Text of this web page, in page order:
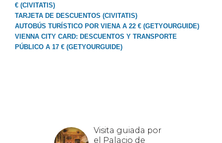
€ (CIVITATIS)
TARJETA DE DESCUENTOS (CIVITATIS)
AUTOBÚS TURÍSTICO POR VIENA A 22 € (GETYOURGUIDE)
VIENNA CITY CARD: DESCUENTOS Y TRANSPORTE
PÚBLICO A 17 € (GETYOURGUIDE)